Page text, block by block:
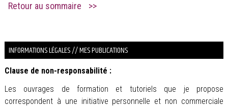
Retour au sommaire >>
INFORMATIONS LÉGALES // MES PUBLICATIONS
Clause de non-responsabilité :
Les ouvrages de formation et tutoriels que je propose
correspondent à une initiative personnelle et non commerciale